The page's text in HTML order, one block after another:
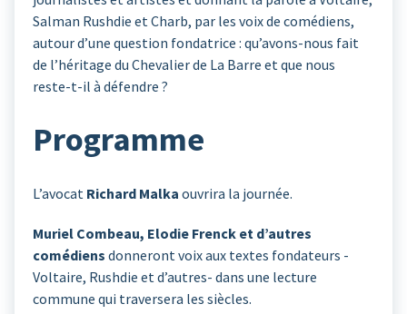
Salman Rushdie et Charb, par les voix de comédiens,
autour d’une question fondatrice : qu’avons-nous fait
de l’héritage du Chevalier de La Barre et que nous
reste-t-il à défendre ?
Programme
L’avocat Richard Malka ouvrira la journée.
Muriel Combeau, Elodie Frenck et d’autres
comédiens donneront voix aux textes fondateurs -
Voltaire, Rushdie et d’autres- dans une lecture
commune qui traversera les siècles.